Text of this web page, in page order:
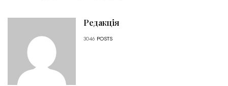
Редакція
3046 POSTS